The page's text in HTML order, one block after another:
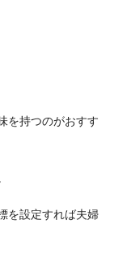
を持つのがおすす
を設定すれば夫婦